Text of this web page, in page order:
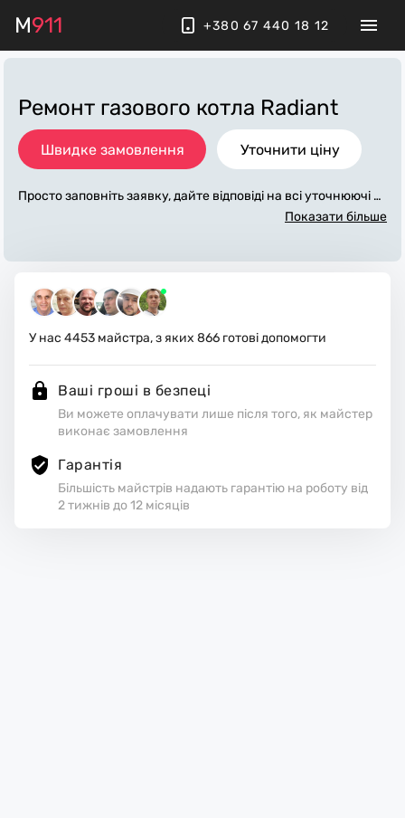
M911 +380 67 440 18 12
Ремонт газового котла Radiant
Швидке замовлення Уточнити ціну
Просто заповніть заявку, дайте відповіді на всі уточнюючі за
питання по «ремонт газового котла radiant». Ми зв'яжемос
конавці стежать за чистотою та прибирають робоче місце.
Показати більше
У нас 4453 майстра, з яких 866 готові допомогти
Ваші гроші в безпеці
Ви можете оплачувати лише після того, як майстер
виконає замовлення
Гарантія
Більшість майстрів надають гарантію на роботу від
2 тижнів до 12 місяців